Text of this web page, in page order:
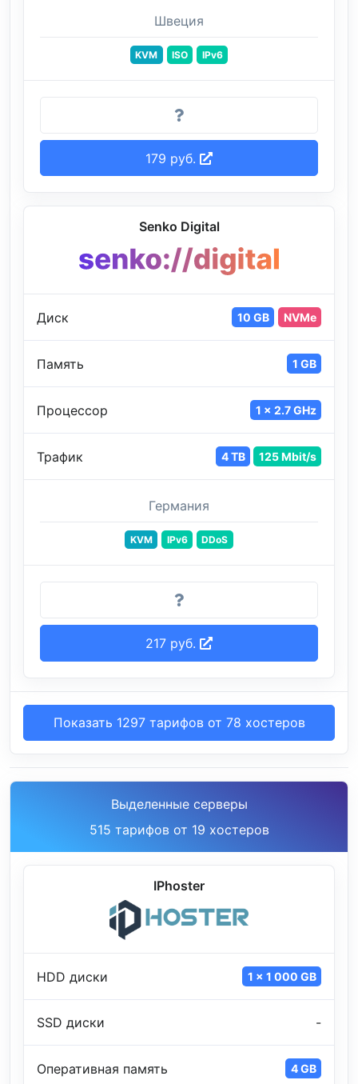
Швеция
KVM ISO IPv6
179 руб.
Senko Digital
Диск 10 GB NVMe
Память 1 GB
Процессор 1 x 2.7 GHz
Трафик 4 TB 125 Mbit/s
Германия
KVM IPv6 DDoS
217 руб.
Показать 1297 тарифов от 78 хостеров
Выделенные серверы
515 тарифов от 19 хостеров
IPhoster
HDD диски 1 x 1 000 GB
SSD диски -
Оперативная память 4 GB